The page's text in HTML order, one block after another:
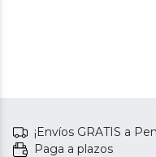
¡Envíos GRATIS a
Paga a plazos